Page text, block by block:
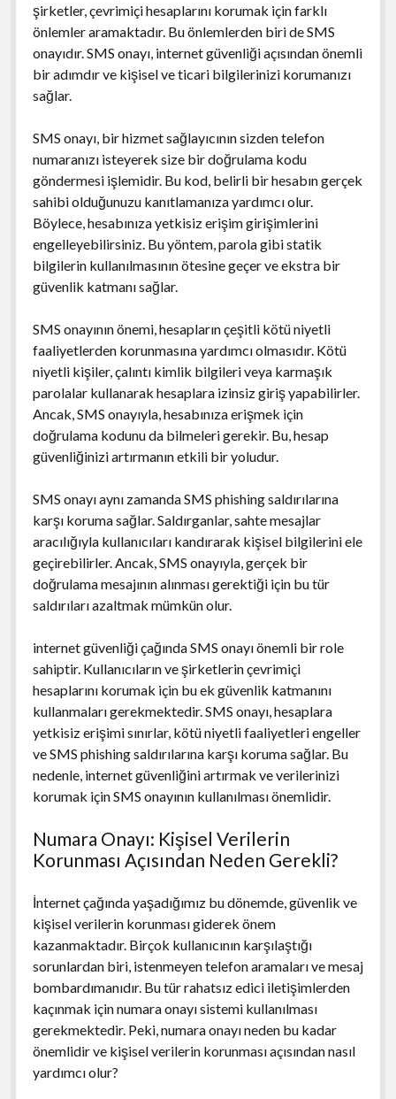
şirketler, çevrimiçi hesaplarını korumak için farklı
önlemler aramaktadır. Bu önlemlerden biri de SMS
onayıdır. SMS onayı, internet güvenliği açısından önemli
bir adımdır ve kişisel ve ticari bilgilerinizi korumanızı
sağlar.
SMS onayı, bir hizmet sağlayıcının sizden telefon
numaranızı isteyerek size bir doğrulama kodu
göndermesi işlemidir. Bu kod, belirli bir hesabın gerçek
sahibi olduğunuzu kanıtlamanıza yardımcı olur.
Böylece, hesabınıza yetkisiz erişim girişimlerini
engelleyebilirsiniz. Bu yöntem, parola gibi statik
bilgilerin kullanılmasının ötesine geçer ve ekstra bir
güvenlik katmanı sağlar.
SMS onayının önemi, hesapların çeşitli kötü niyetli
faaliyetlerden korunmasına yardımcı olmasıdır. Kötü
niyetli kişiler, çalıntı kimlik bilgileri veya karmaşık
parolalar kullanarak hesaplara izinsiz giriş yapabilirler.
Ancak, SMS onayıyla, hesabınıza erişmek için
doğrulama kodunu da bilmeleri gerekir. Bu, hesap
güvenliğinizi artırmanın etkili bir yoludur.
SMS onayı aynı zamanda SMS phishing saldırılarına
karşı koruma sağlar. Saldırganlar, sahte mesajlar
aracılığıyla kullanıcıları kandırarak kişisel bilgilerini ele
geçirebilirler. Ancak, SMS onayıyla, gerçek bir
doğrulama mesajının alınması gerektiği için bu tür
saldırıları azaltmak mümkün olur.
internet güvenliği çağında SMS onayı önemli bir role
sahiptir. Kullanıcıların ve şirketlerin çevrimiçi
hesaplarını korumak için bu ek güvenlik katmanını
kullanmaları gerekmektedir. SMS onayı, hesaplara
yetkisiz erişimi sınırlar, kötü niyetli faaliyetleri engeller
ve SMS phishing saldırılarına karşı koruma sağlar. Bu
nedenle, internet güvenliğini artırmak ve verilerinizi
korumak için SMS onayının kullanılması önemlidir.
Numara Onayı: Kişisel Verilerin
Korunması Açısından Neden Gerekli?
İnternet çağında yaşadığımız bu dönemde, güvenlik ve
kişisel verilerin korunması giderek önem
kazanmaktadır. Birçok kullanıcının karşılaştığı
sorunlardan biri, istenmeyen telefon aramaları ve mesaj
bombardımanıdır. Bu tür rahatsız edici iletişimlerden
kaçınmak için numara onayı sistemi kullanılması
gerekmektedir. Peki, numara onayı neden bu kadar
önemlidir ve kişisel verilerin korunması açısından nasıl
yardımcı olur?